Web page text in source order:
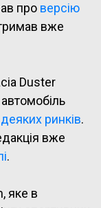
про версію
вже
Duster
ринків.
вже
.
яке в